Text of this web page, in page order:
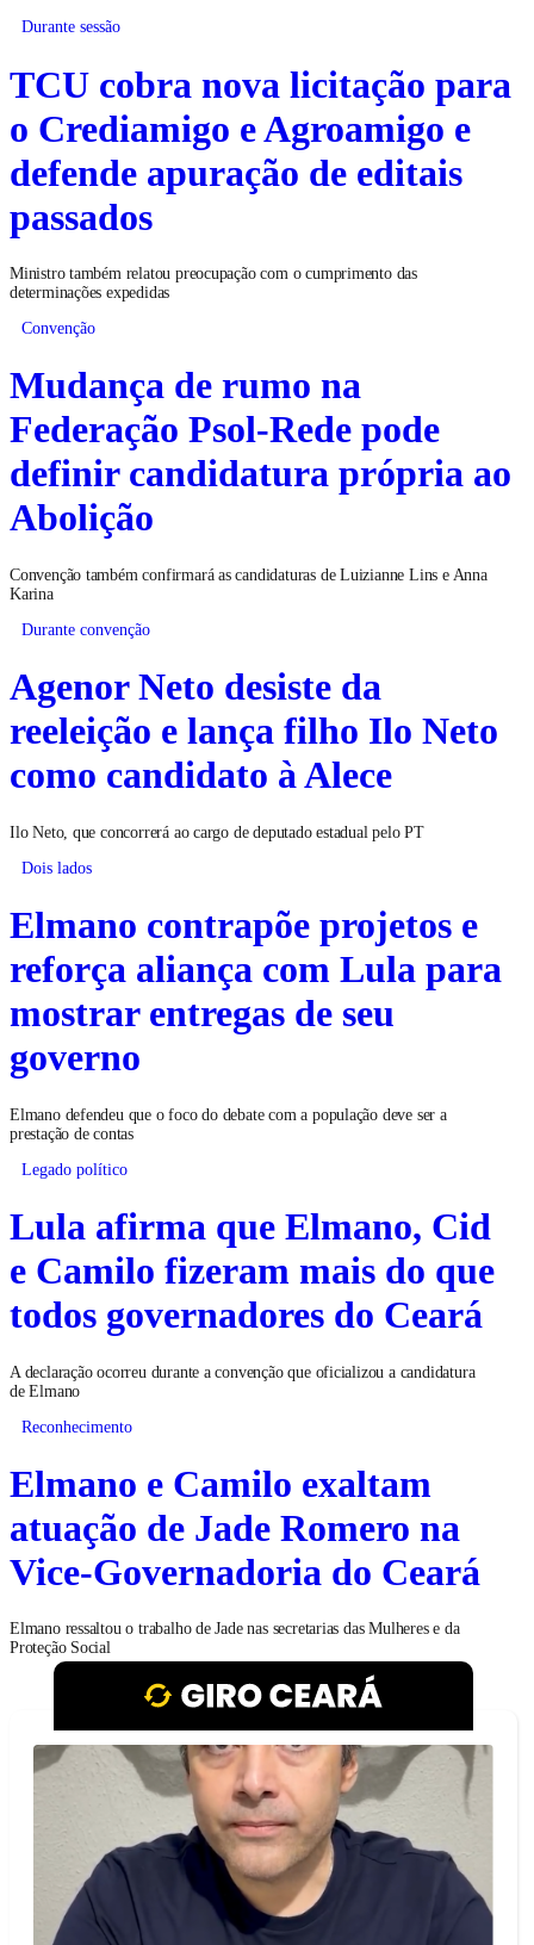
Durante sessão
TCU cobra nova licitação para
o Crediamigo e Agroamigo e
defende apuração de editais
passados
Ministro também relatou preocupação com o cumprimento das
determinações expedidas
Convenção
Mudança de rumo na
Federação Psol-Rede pode
definir candidatura própria ao
Abolição
Convenção também confirmará as candidaturas de Luizianne Lins e Anna
Karina
Durante convenção
Agenor Neto desiste da
reeleição e lança filho Ilo Neto
como candidato à Alece
Ilo Neto, que concorrerá ao cargo de deputado estadual pelo PT
Dois lados
Elmano contrapõe projetos e
reforça aliança com Lula para
mostrar entregas de seu
governo
Elmano defendeu que o foco do debate com a população deve ser a
prestação de contas
Legado político
Lula afirma que Elmano, Cid
e Camilo fizeram mais do que
todos governadores do Ceará
A declaração ocorreu durante a convenção que oficializou a candidatura
de Elmano
Reconhecimento
Elmano e Camilo exaltam
atuação de Jade Romero na
Vice-Governadoria do Ceará
Elmano ressaltou o trabalho de Jade nas secretarias das Mulheres e da
Proteção Social